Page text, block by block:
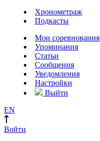
Хронометраж
Подкасты
Мои соревнования
Упоминания
Статьи
Сообщения
Уведомления
Настройки
Выйти
EN
Войти